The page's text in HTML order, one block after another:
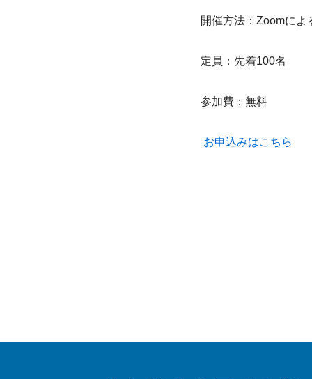
開催方法：Zoomによ
定員：先着100名
参加費：無料
お申込みはこちら